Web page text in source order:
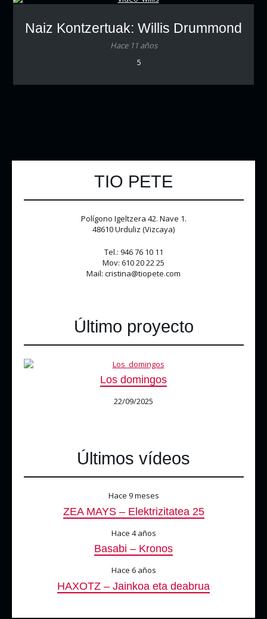
Naiz Kontzertuak: Willis Drummond
Hace 11 años
5
TIO PETE
Polígono Igeltzera 42. Nave 1.
48610 Urduliz (Vizcaya)
Tel.: 946 76 10 11
Mov: 610 20 22 25
Mail: cristina@tiopete.com
Último proyecto
Los domingos
22/09/2025
Últimos vídeos
Hace 9 meses
ZEA MAYS – Elektrizitatea 25
Hace 4 años
Basabi – Kronos
Hace 6 años
HAXOTZ – Jainkoa eta deabrua